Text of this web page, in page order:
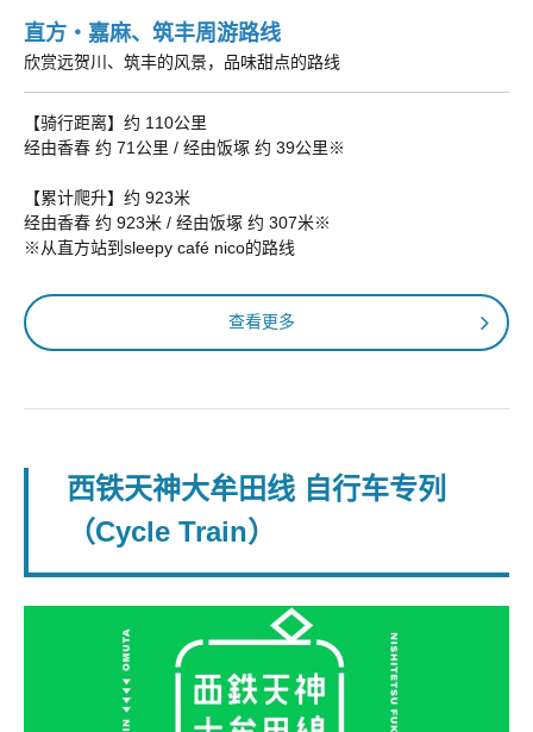
直方・嘉麻、筑丰周游路线
欣赏远贺川、筑丰的风景，品味甜点的路线
【骑行距离】约 110公里
经由香春 约 71公里 / 经由饭塚 约 39公里※
【累计爬升】约 923米
经由香春 约 923米 / 经由饭塚 约 307米※
※从直方站到sleepy café nico的路线
查看更多
西铁天神大牟田线 自行车专列
（Cycle Train）